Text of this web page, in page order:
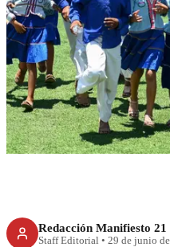
Redacción Manifiesto 21
Staff Editorial • 29 de junio